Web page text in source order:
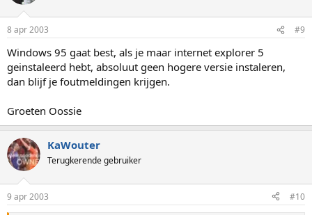
8 apr 2003 #9
Windows 95 gaat best, als je maar internet explorer 5
geinstaleerd hebt, absoluut geen hogere versie instaleren,
dan blijf je foutmeldingen krijgen.
Groeten Oossie
KaWouter
Terugkerende gebruiker
9 apr 2003 #10